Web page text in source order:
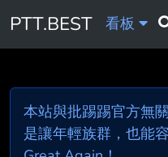
PTT.BEST 看板
本站與批踢踢官方無
是讓年輕族群，也能